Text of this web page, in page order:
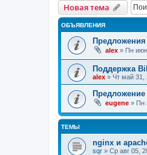
Новая тема
ОБЪЯВЛЕНИЯ
alex » Пн
Поддержка
alex » Чт май 31,
eugene » Пн
ТЕМЫ
nginx и
sqr » Ср авг 05,